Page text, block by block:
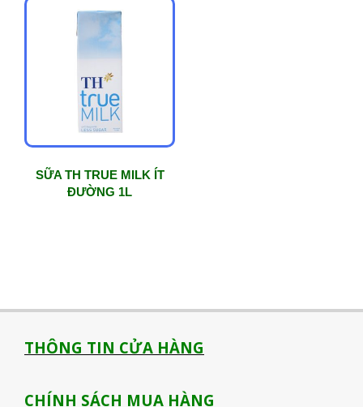
SỮA TH TRUE MILK ÍT
ĐƯỜNG 1L
THÔNG TIN CỬA HÀNG
CHÍNH SÁCH MUA HÀNG